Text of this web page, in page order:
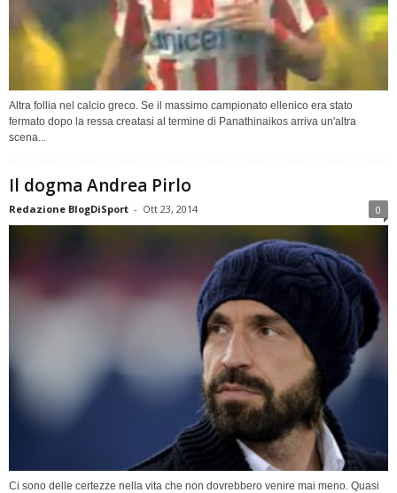
Altra follia nel calcio greco. Se il massimo campionato ellenico era stato
fermato dopo la ressa creatasi al termine di Panathinaikos arriva un'altra
scena...
Il dogma Andrea Pirlo
Redazione BlogDiSport - Ott 23, 2014 0
Ci sono delle certezze nella vita che non dovrebbero venire mai meno. Quasi